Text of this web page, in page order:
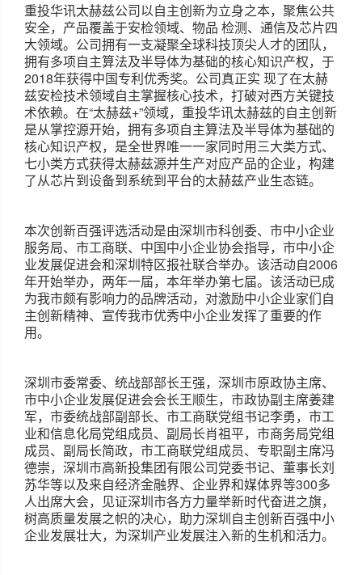
重投华讯太赫兹公司以自主创新为立身之本，聚焦公共
安全，产品覆盖于安检领域、物品 检测、通信及芯片四
大领域。公司拥有一支凝聚全球科技顶尖人才的团队，
拥有多项自主算法及半导体为基础的核心知识产权，于
2018年获得中国专利优秀奖。公司真正实 现了在太赫
兹安检技术领域自主掌握核心技术，打破对西方关键技
术依赖。在“太赫兹+”领域，重投华讯太赫兹的自主创新
是从掌控源开始，拥有多项自主算法及半导体为基础的
核心知识产权，是全世界唯一一家同时用三大类方式、
七小类方式获得太赫兹源并生产对应产品的企业，构建
了从芯片到设备到系统到平台的太赫兹产业生态链。
本次创新百强评选活动是由深圳市科创委、市中小企业
服务局、市工商联、中国中小企业协会指导，市中小企
业发展促进会和深圳特区报社联合举办。该活动自2006
年开始举办，两年一届，本年举办第七届。该活动已成
为我市颇有影响力的品牌活动，对激励中小企业家们自
主创新精神、宣传我市优秀中小企业发挥了重要的作
用。
深圳市委常委、统战部部长王强，深圳市原政协主席、
市中小企业发展促进会会长王顺生，市政协副主席姜建
军，市委统战部副部长、市工商联党组书记李勇，市工
业和信息化局党组成员、副局长肖祖平，市商务局党组
成员、副局长简政，市工商联党组成员、专职副主席冯
德崇，深圳市高新投集团有限公司党委书记、董事长刘
苏华等以及来自经济金融界、企业界和媒体界等300多
人出席大会，见证深圳市各方力量举新时代奋进之旗，
树高质量发展之帜的决心，助力深圳自主创新百强中小
企业发展壮大，为深圳产业发展注入新的生机和活力。